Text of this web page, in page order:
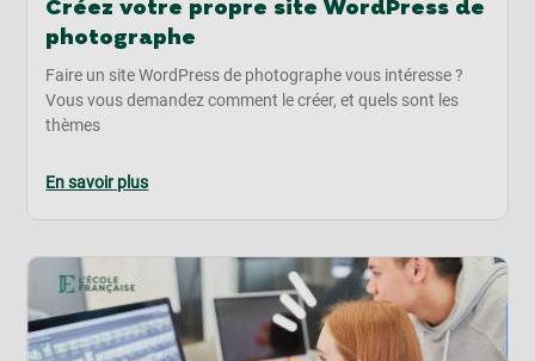
Créez votre propre site WordPress de
photographe
Faire un site WordPress de photographe vous intéresse ?
Vous vous demandez comment le créer, et quels sont les
thèmes
En savoir plus